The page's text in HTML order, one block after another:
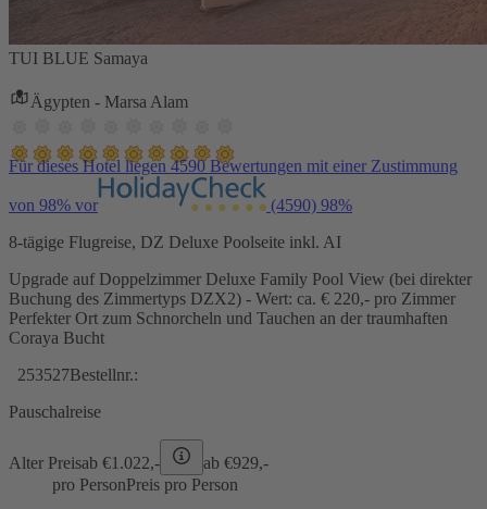
TUI BLUE Samaya
Ägypten - Marsa Alam
Für dieses Hotel liegen 4590 Bewertungen mit einer Zustimmung
von 98% vor (4590) 98%
8-tägige Flugreise, DZ Deluxe Poolseite inkl. AI
Upgrade auf Doppelzimmer Deluxe Family Pool View (bei direkter
Buchung des Zimmertyps DZX2) - Wert: ca. € 220,- pro Zimmer
Perfekter Ort zum Schnorcheln und Tauchen an der traumhaften
Coraya Bucht
253527Bestellnr.:
Pauschalreise
Alter Preisab €1.022,- ab €929,-
pro PersonPreis pro Person